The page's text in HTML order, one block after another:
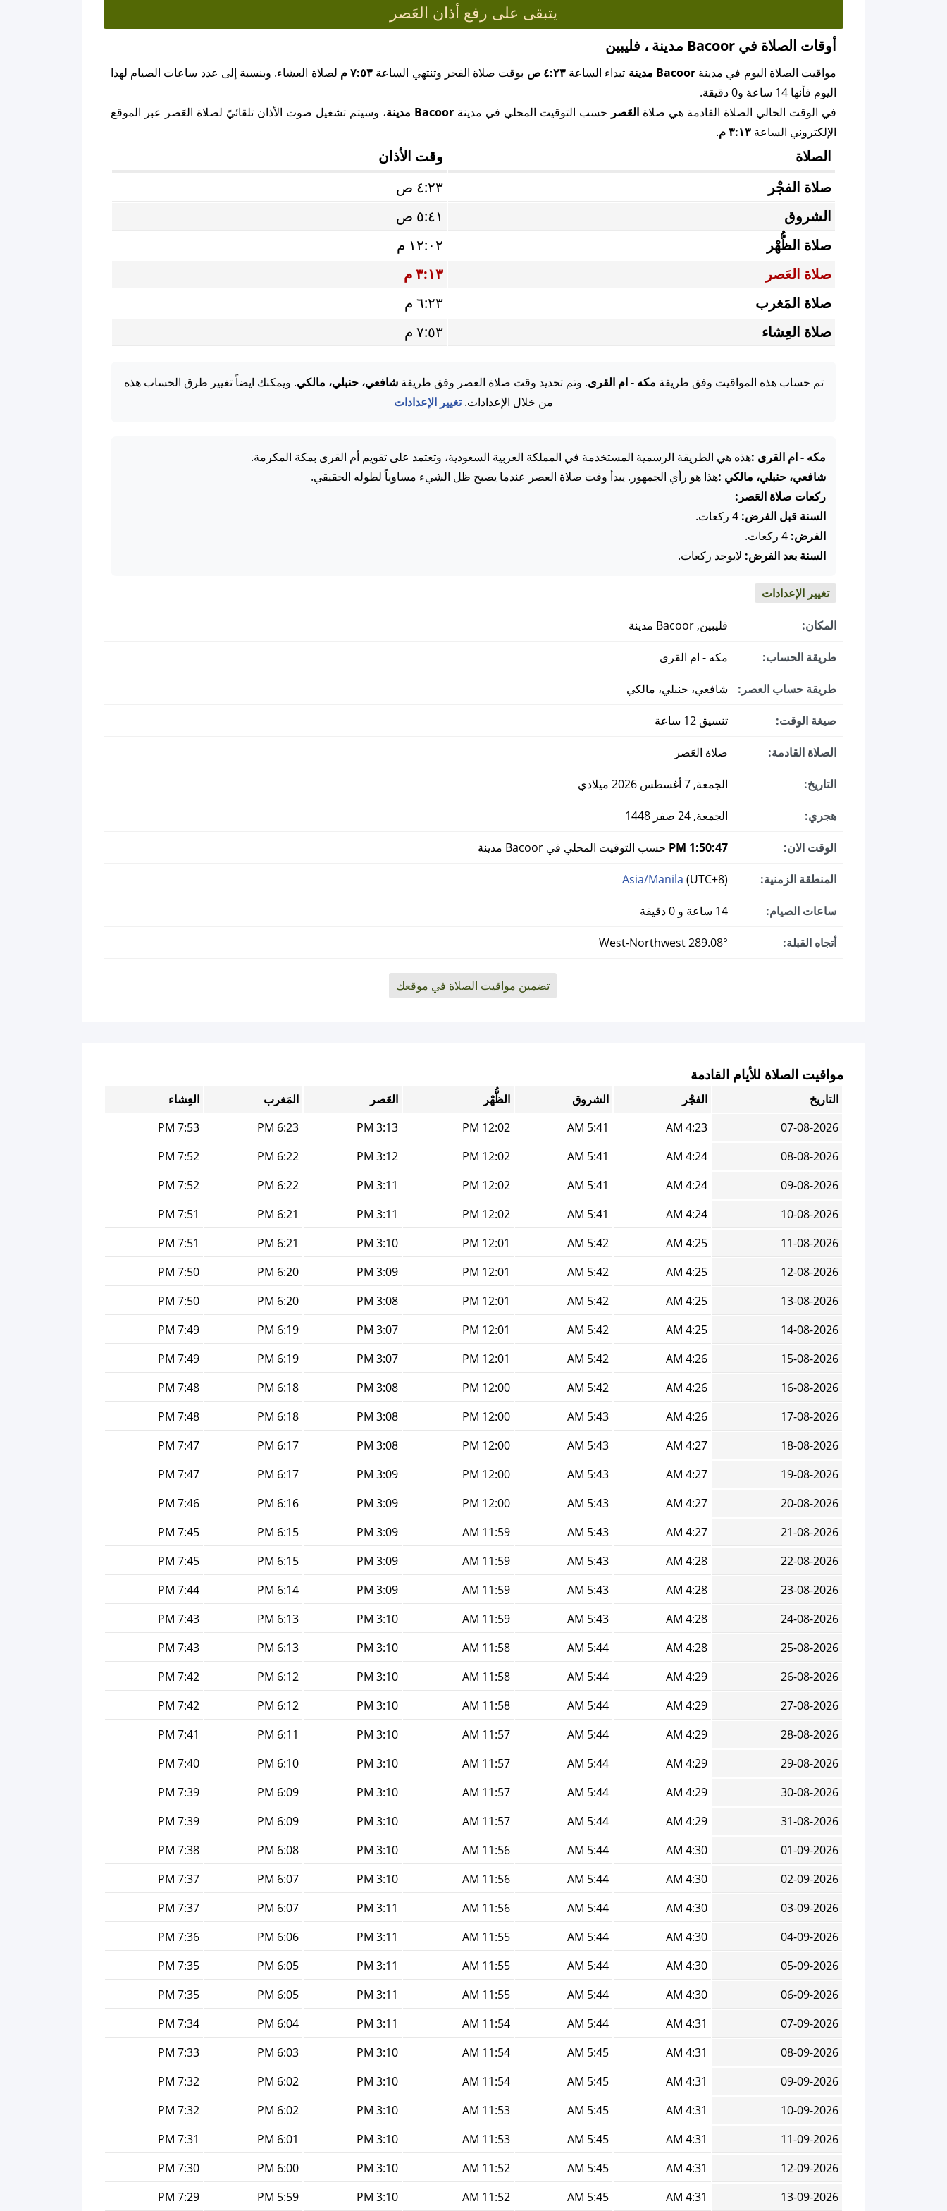
يتبقى على رفع أذان العَصر
أوقات الصلاة في Bacoor مدينة ، فليبين
مواقيت الصلاة اليوم في مدينةBacoor مدينة تبداء الساعة٤:٢٣ ص بوقت صلاة الفجر وتنتهي الساعة ٧:٥٣ م
لصلاة العشاء. وبنسبة إلى عدد ساعات الصيام لهذا
اليوم فأنها 14 ساعة و0 دقيقة.
في الوقت الحالي الصلاة القادمة هي صلاة العَصر حسب التوقيت المحلي في مدينة Bacoor مدينة
، وسيتم تشغيل صوت الأذان تلقائيً لصلاة العَصر عبر الموقع
الإلكتروني الساعة ٣:١٣ م .
الصلاة
وقت الأذان
صلاة الفجْر
٤:٢٣ ص
الشروق
٥:٤١ ص
صلاة الظُّهْر
١٢:٠٢ م
صلاة العَصر
٣:١٣ م
صلاة المَغرب
٦:٢٣ م
صلاة العِشاء
٧:٥٣ م
تم حساب هذه المواقيت وفق طريقة مكه - ام القرى. وتم تحديد وقت صلاة العصر وفق طريقةشافعي، حنبلي، مالكي. ويمكنك ايضاً تغيير طرق الحساب هذه
من خلال الإعدادات.تغيير الإعدادات
مكه - ام القرى :هذه هي الطريقة الرسمية المستخدمة في المملكة العربية السعودية، وتعتمد على تقويم أم القرى بمكة المكرمة.
شافعي، حنبلي، مالكي :هذا هو رأي الجمهور. يبدأ وقت صلاة العصر عندما يصبح ظل الشيء مساوياً لطوله الحقيقي.
ركعات صلاة العَصر:
السنة قبل الفرض:
الفرض:
السنة بعد الفرض: لايوجد ركعات.
تغيير الإعدادات
المكان: فليبين, Bacoor مدينة
طريقة الحساب: مكه - ام القرى
طريقة حساب العصر: شافعي، حنبلي، مالكي
صيغة الوقت: تنسيق 12 ساعة
الصلاة القادمة: صلاة العَصر
التاريخ: الجمعة, 7 أغسطس 2026 ميلادي
هجري: الجمعة, 24 صفر 1448
الوقت الان: 1:50:48 PM حسب التوقيت المحلي في Bacoor مدينة
المنطقة الزمنية: Asia/Manila (UTC+8)
ساعات الصيام:
أتجاه القبلة:
تضمين مواقيت الصلاة في موقعك
مواقيت الصلاة للأيام القادمة
التاريخ الفجْر الشروق الظُّهْر العَصر المَغرب
العِشاء
07-08-2026
4:23 AM
5:41 AM
12:02 PM
3:13 PM
6:23 PM
7:53 PM
08-08-2026
4:24 AM
5:41 AM
12:02 PM
3:12 PM
6:22 PM
7:52 PM
09-08-2026
4:24 AM
5:41 AM
12:02 PM
3:11 PM
6:22 PM
7:52 PM
10-08-2026
4:24 AM
5:41 AM
12:02 PM
3:11 PM
6:21 PM
7:51 PM
11-08-2026
4:25 AM
5:42 AM
12:01 PM
3:10 PM
6:21 PM
7:51 PM
12-08-2026
4:25 AM
5:42 AM
12:01 PM
3:09 PM
6:20 PM
7:50 PM
13-08-2026
4:25 AM
5:42 AM
12:01 PM
3:08 PM
6:20 PM
7:50 PM
14-08-2026
4:25 AM
5:42 AM
12:01 PM
3:07 PM
6:19 PM
7:49 PM
15-08-2026
4:26 AM
5:42 AM
12:01 PM
3:07 PM
6:19 PM
7:49 PM
16-08-2026
4:26 AM
5:42 AM
12:00 PM
3:08 PM
6:18 PM
7:48 PM
17-08-2026
4:26 AM
5:43 AM
12:00 PM
3:08 PM
6:18 PM
7:48 PM
18-08-2026
4:27 AM
5:43 AM
12:00 PM
3:08 PM
6:17 PM
7:47 PM
19-08-2026
4:27 AM
5:43 AM
12:00 PM
3:09 PM
6:17 PM
7:47 PM
20-08-2026
4:27 AM
5:43 AM
12:00 PM
3:09 PM
6:16 PM
7:46 PM
21-08-2026
4:27 AM
5:43 AM
11:59 AM
3:09 PM
6:15 PM
7:45 PM
22-08-2026
4:28 AM
5:43 AM
11:59 AM
3:09 PM
6:15 PM
7:45 PM
23-08-2026
4:28 AM
5:43 AM
11:59 AM
3:09 PM
6:14 PM
7:44 PM
24-08-2026
4:28 AM
5:43 AM
11:59 AM
3:10 PM
6:13 PM
7:43 PM
25-08-2026
4:28 AM
5:44 AM
11:58 AM
3:10 PM
6:13 PM
7:43 PM
26-08-2026
4:29 AM
5:44 AM
11:58 AM
3:10 PM
6:12 PM
7:42 PM
27-08-2026
4:29 AM
5:44 AM
11:58 AM
3:10 PM
6:12 PM
7:42 PM
28-08-2026
4:29 AM
5:44 AM
11:57 AM
3:10 PM
6:11 PM
7:41 PM
29-08-2026
4:29 AM
5:44 AM
11:57 AM
3:10 PM
6:10 PM
7:40 PM
30-08-2026
4:29 AM
5:44 AM
11:57 AM
3:10 PM
6:09 PM
7:39 PM
31-08-2026
4:29 AM
5:44 AM
11:57 AM
3:10 PM
6:09 PM
7:39 PM
01-09-2026
4:30 AM
5:44 AM
11:56 AM
3:10 PM
6:08 PM
7:38 PM
02-09-2026
4:30 AM
5:44 AM
11:56 AM
3:10 PM
6:07 PM
7:37 PM
03-09-2026
4:30 AM
5:44 AM
11:56 AM
3:11 PM
6:07 PM
7:37 PM
04-09-2026
4:30 AM
5:44 AM
11:55 AM
3:11 PM
6:06 PM
7:36 PM
05-09-2026
4:30 AM
5:44 AM
11:55 AM
3:11 PM
6:05 PM
7:35 PM
06-09-2026
4:30 AM
5:44 AM
11:55 AM
3:11 PM
6:05 PM
7:35 PM
07-09-2026
4:31 AM
5:44 AM
11:54 AM
3:11 PM
6:04 PM
7:34 PM
08-09-2026
4:31 AM
5:45 AM
11:54 AM
3:10 PM
6:03 PM
7:33 PM
09-09-2026
4:31 AM
5:45 AM
11:54 AM
3:10 PM
6:02 PM
7:32 PM
10-09-2026
4:31 AM
5:45 AM
11:53 AM
3:10 PM
6:02 PM
7:32 PM
11-09-2026
4:31 AM
5:45 AM
11:53 AM
3:10 PM
6:01 PM
7:31 PM
12-09-2026
4:31 AM
5:45 AM
11:52 AM
3:10 PM
6:00 PM
7:30 PM
13-09-2026
4:31 AM
5:45 AM
11:52 AM
3:10 PM
5:59 PM
7:29 PM